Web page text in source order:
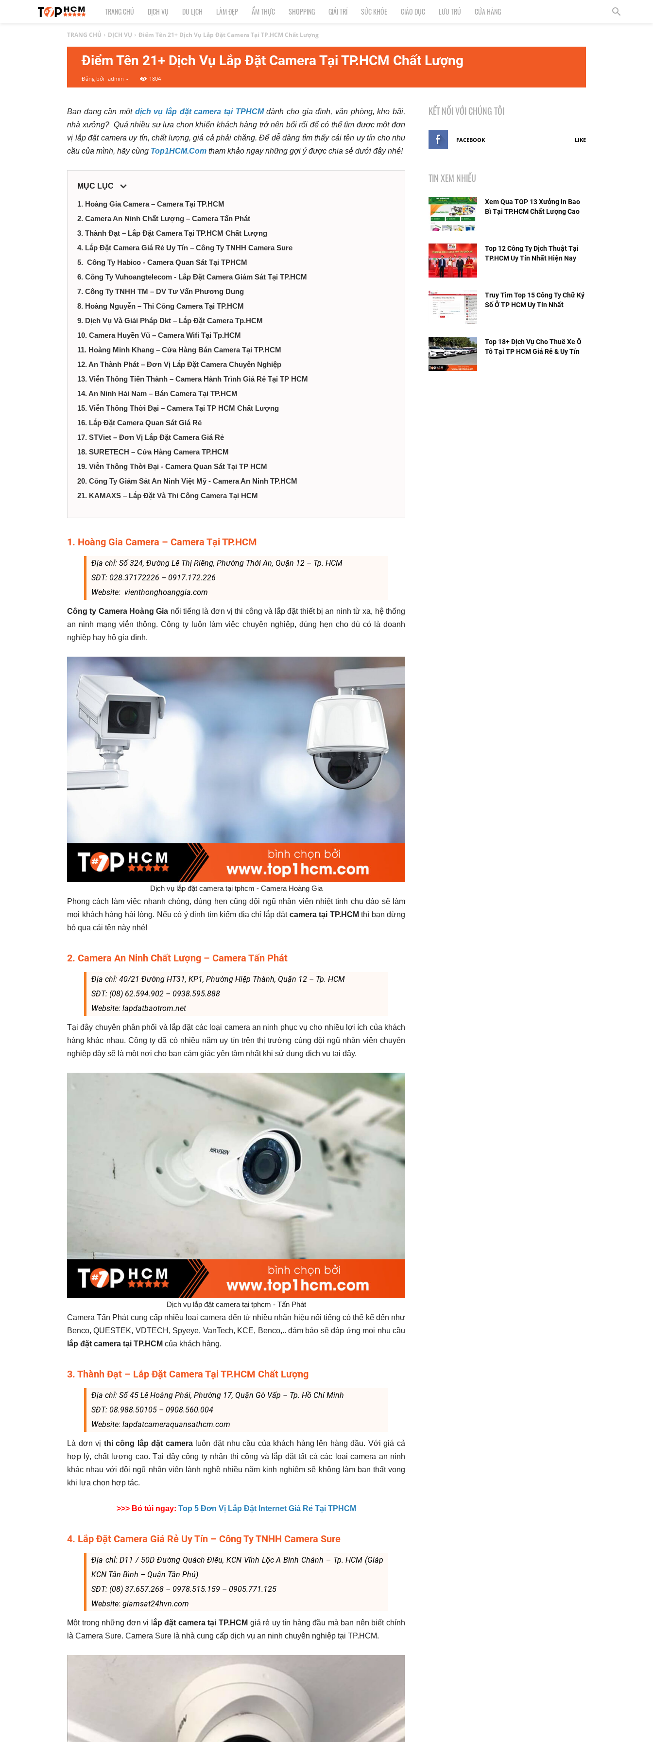
TOP
1
HCM
|
địa
điểm,
tại
Thành
phố
Hồ
Minh
TRANG CHỦ DỊCH VỤ DU LỊCH LÀM ĐẸP ẨM THỰC SHOPPING GIẢI TRÍ SỨC KHỎE GIÁO DỤC LƯU TRÚ CỬA HÀNG
TRANG CHỦ DỊCH VỤ Điểm Tên 21+ Dịch Vụ Lắp Đặt Camera Tại TP.HCM Chất Lượng
Điểm Tên 21+ Dịch Vụ Lắp Đặt Camera Tại TP.HCM Chất Lượng
Đăng bởi admin - 1804
Bạn đang cần một dịch vụ lắp đặt camera tại TPHCMdành cho gia đình, văn phòng, kho bãi,
nhà xưởng? Quá nhiều sự lựa chọn khiến khách hàng trở nên bối rối để có thể tìm được một đơn
vị lắp đặt camera uy tín, chất lượng, giá cả phải chăng. Để dễ dàng tìm thấy cái tên uy tín cho nhu
cầu của mình, hãy cùng Top1HCM.Com tham khảo ngay những gợi ý được chia sẻ dưới đây nhé!
MỤC LỤC
1. Hoàng Gia Camera – Camera Tại TP.HCM
2. Camera An Ninh Chất Lượng – Camera Tấn Phát
3. Thành Đạt – Lắp Đặt Camera Tại TP.HCM Chất Lượng
4. Lắp Đặt Camera Giá Rẻ Uy Tín – Công Ty TNHH Camera Sure
5. Công Ty Habico - Camera Quan Sát Tại TPHCM
6. Công Ty Vuhoangtelecom - Lắp Đặt Camera Giám Sát Tại TP.HCM
7. Công Ty TNHH TM – DV Tư Vấn Phương Dung
8. Hoàng Nguyễn – Thi Công Camera Tại TP.HCM
9. Dịch Vụ Và Giải Pháp Dkt – Lắp Đặt Camera Tp.HCM
10. Camera Huyền Vũ – Camera Wifi Tại Tp.HCM
11. Hoàng Minh Khang – Cửa Hàng Bán Camera Tại TP.HCM
12. An Thành Phát – Đơn Vị Lắp Đặt Camera Chuyên Nghiệp
13. Viễn Thông Tiến Thành – Camera Hành Trình Giá Rẻ Tại TP HCM
14. An Ninh Hải Nam – Bán Camera Tại TP.HCM
15. Viễn Thông Thời Đại – Camera Tại TP HCM Chất Lượng
16. Lắp Đặt Camera Quan Sát Giá Rẻ
17. STViet – Đơn Vị Lắp Đặt Camera Giá Rẻ
18. SURETECH – Cửa Hàng Camera TP.HCM
19. Viễn Thông Thời Đại - Camera Quan Sát Tại TP HCM
20. Công Ty Giám Sát An Ninh Việt Mỹ - Camera An Ninh TP.HCM
21. KAMAXS – Lắp Đặt Và Thi Công Camera Tại HCM
1. Hoàng Gia Camera – Camera Tại TP.HCM
Địa chỉ: Số 324, Đường Lê Thị Riêng, Phường Thới An, Quận 12 – Tp. HCM
SĐT: 028.37172226 – 0917.172.226
Website: vienthonghoanggia.com
Công ty Camera Hoàng Gia nổi tiếng là đơn vị thi công và lắp đặt thiết bị an ninh từ xa, hệ thống
an ninh mạng viễn thông. Công ty luôn làm việc chuyên nghiệp, đúng hẹn cho dù có là doanh
nghiệp hay hộ gia đình.
Dịch vụ lắp đặt camera tại tphcm - Camera Hoàng Gia
Phong cách làm việc nhanh chóng, đúng hẹn cũng đội ngũ nhân viên nhiệt tình chu đáo sẽ làm
mọi khách hàng hài lòng. Nếu có ý định tìm kiếm địa chỉ lắp đặtcamera tại TP.HCM thì bạn đừng
bỏ qua cái tên này nhé!
2. Camera An Ninh Chất Lượng – Camera Tấn Phát
Địa chỉ: 40/21 Đường HT31, KP1, Phường Hiệp Thành, Quận 12 – Tp. HCM
SĐT: (08) 62.594.902 – 0938.595.888
Website: lapdatbaotrom.net
Tại đây chuyên phân phối và lắp đặt các loại camera an ninh phục vụ cho nhiều lợi ích của khách
hàng khác nhau. Công ty đã có nhiều năm uy tín trên thị trường cùng đội ngũ nhân viên chuyên
nghiệp đây sẽ là một nơi cho bạn cảm giác yên tâm nhất khi sử dụng dịch vụ tại đây.
Dịch vụ lắp đặt camera tại tphcm - Tấn Phát
Camera Tấn Phát cung cấp nhiều loại camera đến từ nhiều nhãn hiệu nổi tiếng có thể kể đến như
Benco, QUESTEK, VDTECH, Spyeye, VanTech, KCE, Benco,.. đảm bảo sẽ đáp ứng mọi nhu cầu
lắp đặt camera tại TP.HCM của khách hàng.
3. Thành Đạt – Lắp Đặt Camera Tại TP.HCM Chất Lượng
Địa chỉ: Số 45 Lê Hoàng Phái, Phường 17, Quận Gò Vấp – Tp. Hồ Chí Minh
SĐT: 08.988.50105 – 0908.560.004
Website: lapdatcameraquansathcm.com
Là đơn vị thi công lắp đặt cameraluôn đặt nhu cầu của khách hàng lên hàng đầu. Với giá cả
hợp lý, chất lượng cao. Tại đây công ty nhận thi công và lắp đặt tất cả các loại camera an ninh
khác nhau với đội ngũ nhân viên lành nghề nhiều năm kinh nghiệm sẽ không làm bạn thất vọng
khi lựa chọn hợp tác.
>>> Bỏ túi ngay: Top 5 Đơn Vị Lắp Đặt Internet Giá Rẻ Tại TPHCM
4. Lắp Đặt Camera Giá Rẻ Uy Tín – Công Ty TNHH Camera Sure
Địa chỉ: D11 / 50D Đường Quách Điêu, KCN Vĩnh Lộc A Bình Chánh – Tp. HCM (Giáp
KCN Tân Bình – Quận Tân Phú)
SĐT: (08) 37.657.268 – 0978.515.159 – 0905.771.125
Website: giamsat24hvn.com
Một trong những đơn vị l ắp đặt camera tại TP.HCM giá rẻ uy tín hàng đầu mà bạn nên biết chính
là Camera Sure. Camera Sure là nhà cung cấp dịch vụ an ninh chuyên nghiệp tại TP.HCM.
KẾT NỐI VỚI CHÚNG TÔI
FACEBOOK LIKE
TIN XEM NHIỀU
Xem Qua TOP 13 Xưởng In Bao
Bì Tại TP.HCM Chất Lượng Cao
Top 12 Công Ty Dịch Thuật Tại
TP.HCM Uy Tín Nhất Hiện Nay
Truy Tìm Top 15 Công Ty Chữ Ký
Số Ở TP HCM Uy Tín Nhất
Top 18+ Dịch Vụ Cho Thuê Xe Ô
Tô Tại TP HCM Giá Rẻ & Uy Tín